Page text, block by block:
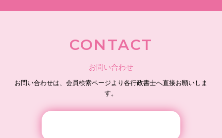
CONTACT
お問い合わせ
お問い合わせは、会員検索ページより各行政書士へ直接お願いしま
す。